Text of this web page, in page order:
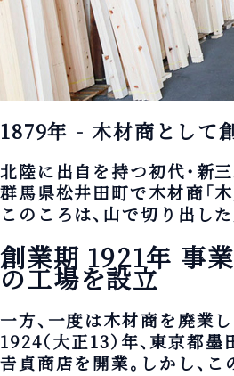
1879年 - 木材商として
北陸に出自を持つ初代・新
群馬県松井田町で木材商「木
このころは、山で切り出し
創業期 1921年 事
の工場を設立
一方、一度は木材商を廃業
1924（大正13）年、東京都
𠮷貞商店を開業。しかし、